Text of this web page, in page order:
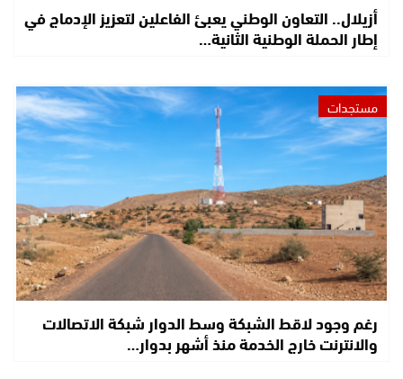
أزيلال.. التعاون الوطني يعبئ الفاعلين لتعزيز الإدماج في
إطار الحملة الوطنية الثانية…
مستجدات
رغم وجود لاقط الشبكة وسط الدوار شبكة الاتصالات
والانترنت خارج الخدمة منذ أشهر بدوار…